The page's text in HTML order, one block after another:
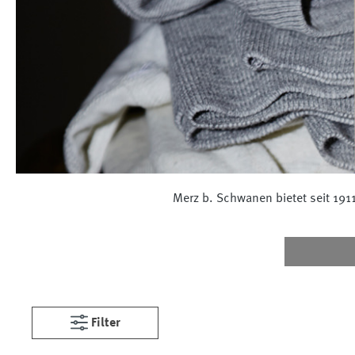
Merz b. Schwanen bietet seit
Filter